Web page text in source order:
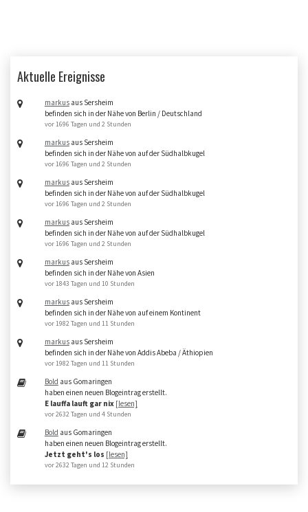
Aktuelle Ereignisse
markusaus Sersheim
befinden sich in der Nähe von Berlin / Deutschland
vor 1696 Tagen und 2 Stunden
markusaus Sersheim
befinden sich in der Nähe von auf der Südhalbkugel
vor 1696 Tagen und 2 Stunden
markusaus Sersheim
befinden sich in der Nähe von auf der Südhalbkugel
vor 1696 Tagen und 2 Stunden
markusaus Sersheim
befinden sich in der Nähe von auf der Südhalbkugel
vor 1696 Tagen und 2 Stunden
markusaus Sersheim
befinden sich in der Nähe von Asien
vor 1843 Tagen und 10 Stunden
markusaus Sersheim
befinden sich in der Nähe von auf einem Kontinent
vor 1982 Tagen und 11 Stunden
markusaus Sersheim
befinden sich in der Nähe von Addis Abeba / Äthiopien
vor 1982 Tagen und 11 Stunden
Bold aus Gomaringen
haben einen neuen Blogeintrag erstellt.
E lauffa lauft gar nix [lesen]
vor 2632 Tagen und 4 Stunden
Bold aus Gomaringen
haben einen neuen Blogeintrag erstellt.
Jetzt geht's los [lesen]
vor 2632 Tagen und 12 Stunden